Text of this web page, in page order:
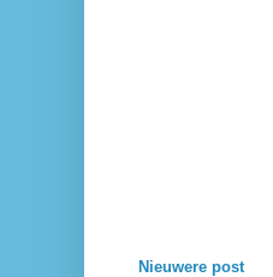
Nieuwere post